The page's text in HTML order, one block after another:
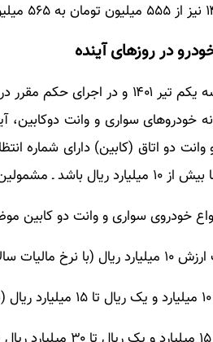
در روزهای آینده
خودرو‌های سواری و وانت
این آیین نامه هستند.
خودروی سواری و وانت دو کابین
صفر درصد)